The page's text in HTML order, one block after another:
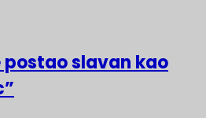
postao slavan kao